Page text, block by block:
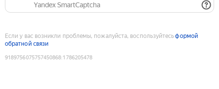
Yandex SmartCaptcha
Если у вас возникли проблемы, пожалуйста, воспользуйтесьформой
обратной связи
9189756075757450868:1786205478